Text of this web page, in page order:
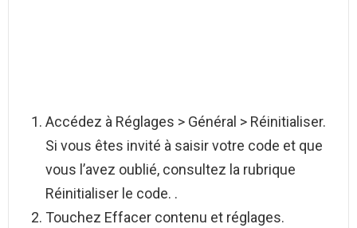
Accédez à Réglages > Général > Réinitialiser.
Si vous êtes invité à saisir votre code et que
vous l’avez oublié, consultez la rubrique
Réinitialiser le code. .
Touchez Effacer contenu et réglages.